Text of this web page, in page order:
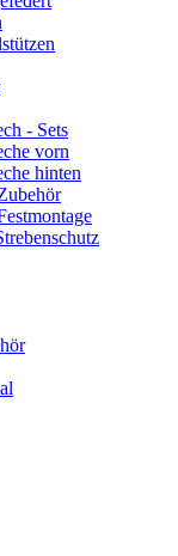
- Sets
vorn
hinten